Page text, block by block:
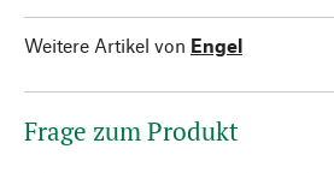
Weitere Artikel von Engel
Frage zum Produkt